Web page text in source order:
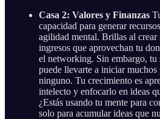
Casa 2: Valores y Finanzas
capacidad para generar
agilidad mental. Brillas al crear
ingresos que aprovechan tu
el networking. Sin embargo, tu
puede llevarte a iniciar
ninguno. Tu crecimiento es
intelecto y enfocarlo en ideas
¿Estás usando tu mente para
solo para acumular ideas que